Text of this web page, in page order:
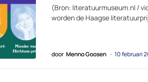
(Bron: literatuurmuseum.nl /
worden de Haagse
door Menno Goosen 10 februari